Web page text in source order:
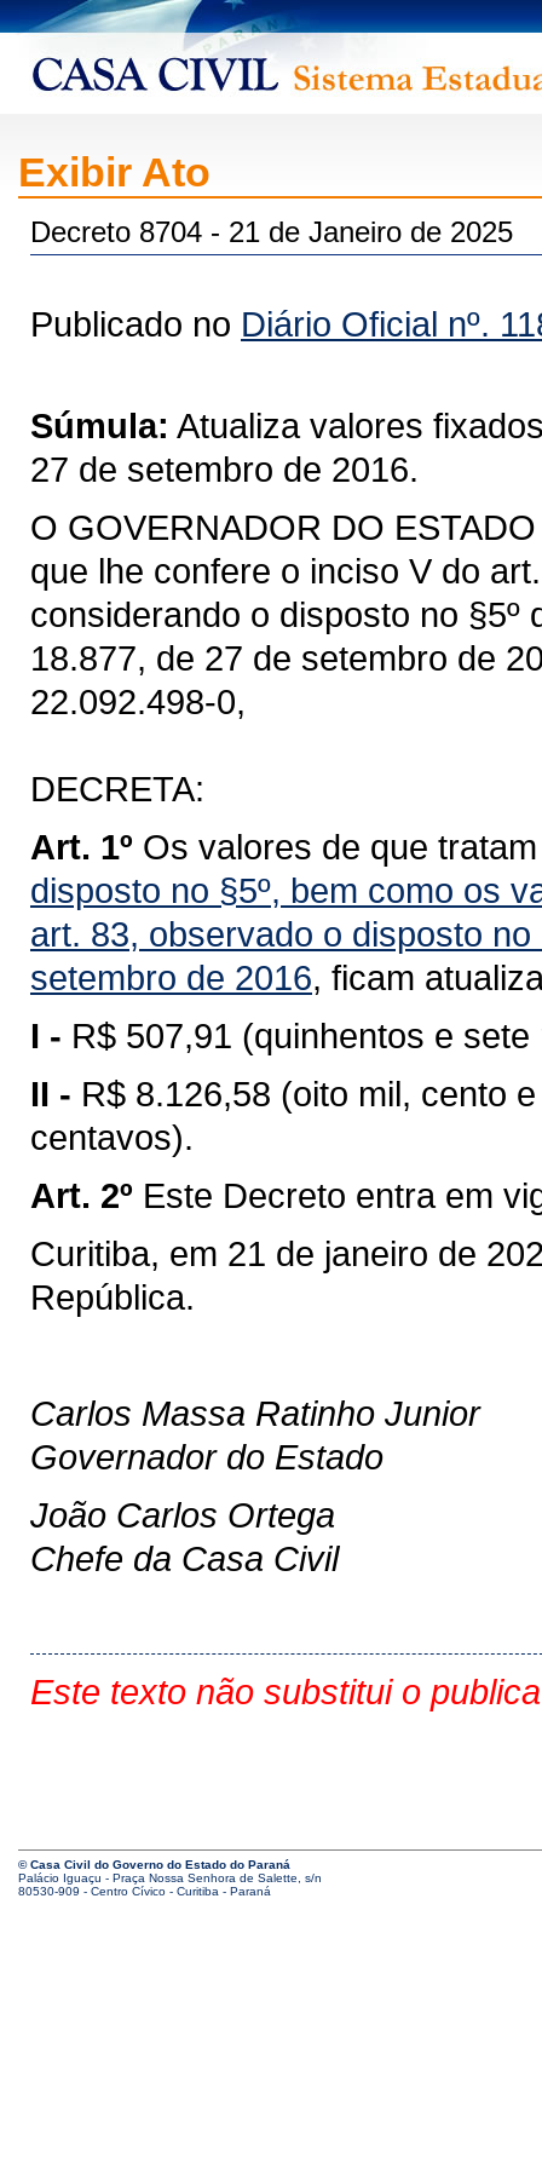
Exibir Ato
Decreto 8704 - 21 de Janeiro de 2025
Publicado no Diário Oficial nº.
Súmula: Atualiza valores
27 de setembro de 2016.
O GOVERNADOR DO
que lhe confere o inciso V do
considerando o disposto no §5º
18.877, de 27 de setembro de
22.092.498-0,
DECRETA:
Art. 1º Os valores de que
disposto no §5º, bem como os
art. 83, observado o disposto
setembro de 2016, ficam
I - R$ 507,91 (quinhentos e
II - R$ 8.126,58 (oito mil, cento
centavos).
Art. 2º Este Decreto entra em
Curitiba, em 21 de janeiro de
República.
Carlos Massa Ratinho Junior
Governador do Estado
João Carlos Ortega
Chefe da Casa Civil
Este texto não substitui o
© Casa Civil do Governo do Estado do Paraná
Palácio Iguaçu - Praça Nossa Senhora de Salette, s/n
80530-909 - Centro Cívico - Curitiba - Paraná